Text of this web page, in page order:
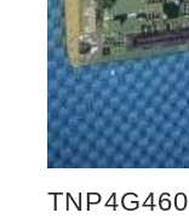
TNP4G460